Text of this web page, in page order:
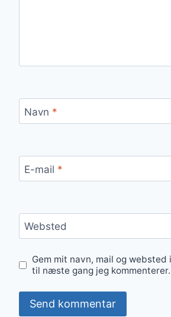
Navn *
E-mail *
Websted
Gem mit navn, mail og
til næste gang jeg kommenterer.